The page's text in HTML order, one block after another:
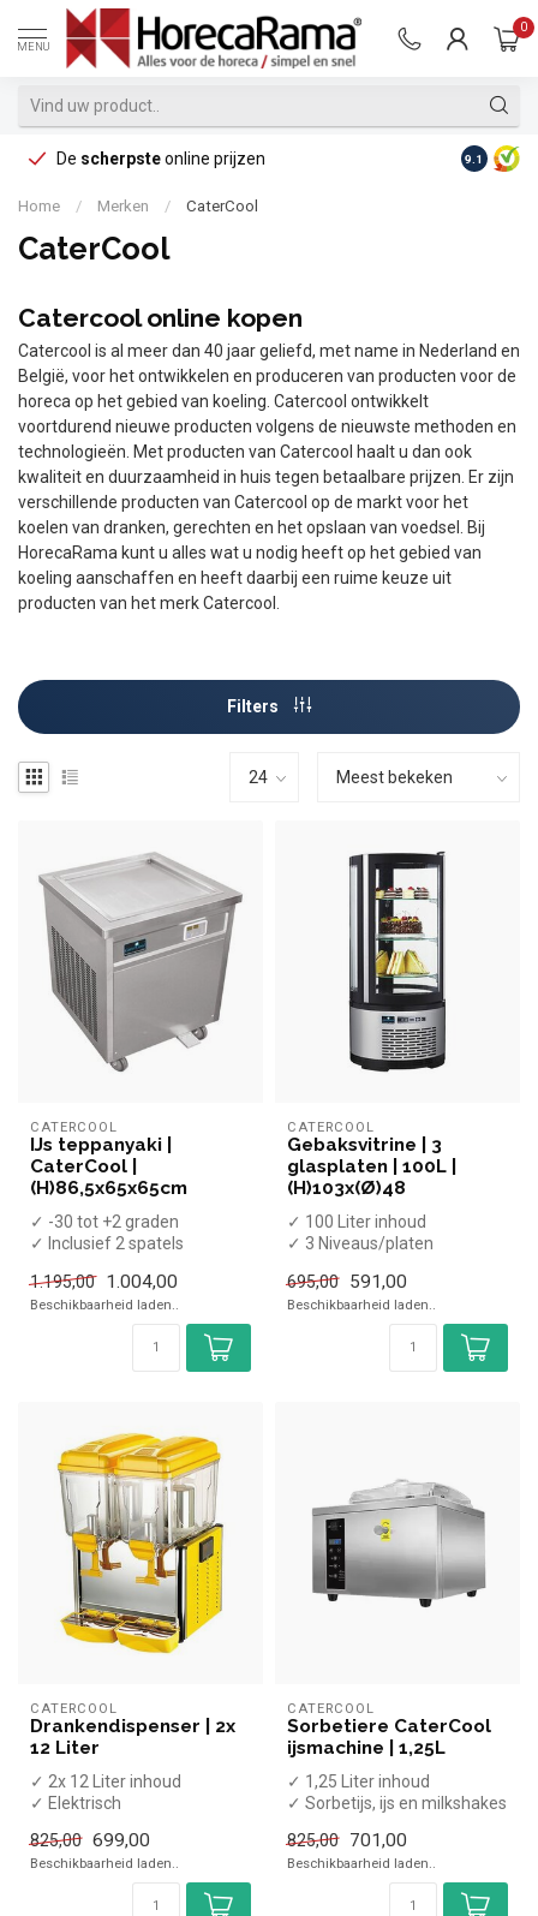
MENU
0
De scherpsteonline prijzen Op
9.1
Home / Merken / CaterCool
CaterCool
Catercool online kopen
Catercool is al meer dan 40 jaar geliefd, met name in Nederland en
België, voor het ontwikkelen en produceren van producten voor de
horeca op het gebied van koeling. Catercool ontwikkelt
voortdurend nieuwe producten volgens de nieuwste methoden en
technologieën. Met producten van Catercool haalt u dan ook
kwaliteit en duurzaamheid in huis tegen betaalbare prijzen. Er zijn
verschillende producten van Catercool op de markt voor het
koelen van dranken, gerechten en het opslaan van voedsel. Bij
HorecaRama kunt u alles wat u nodig heeft op het gebied van
koeling aanschaffen en heeft daarbij een ruime keuze uit
producten van het merk Catercool.
Filters
CATERCOOL
IJs teppanyaki |
CaterCool |
(H)86,5x65x65cm
✓ -30 tot +2 graden
✓ Inclusief 2 spatels
cm, hoogt...
1.195,00 1.004,00
Beschikbaarheid laden..
CATERCOOL
Gebaksvitrine | 3
glasplaten | 100L |
(H)103x(Ø)48
✓ 100 Liter inhoud
✓ 3 Niveaus/platen
✓ +2 tot +8 graden
✓ Br...
695,00 591,00
Beschikbaarheid laden..
CATERCOOL
Drankendispenser | 2x
12 Liter
✓ 2x 12 Liter inhoud
✓ Elektrisch
✓ 230 Volt
825,00 699,00
Beschikbaarheid laden..
CATERCOOL
Sorbetiere CaterCool
ijsmachine | 1,25L
✓ 1,25 Liter inhoud
✓ Sorbetijs, ijs en milkshakes
✓ Breed...
825,00 701,00
Beschikbaarheid laden..